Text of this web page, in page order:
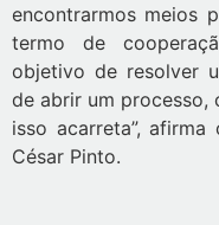
encontrarmos meios
termo de
objetivo de resolver
de abrir um processo,
isso acarreta”, afirma
César Pinto.